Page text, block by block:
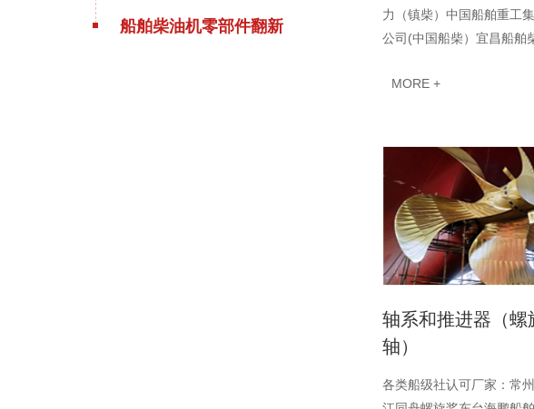
船舶柴油机零部件翻新
力（镇柴）中国船舶重工
公司(中国船柴）宜昌船舶
司（DMD）青岛海西船舶···
MORE +
轴系和推进器（螺
轴）
各类船级社认可厂家：常